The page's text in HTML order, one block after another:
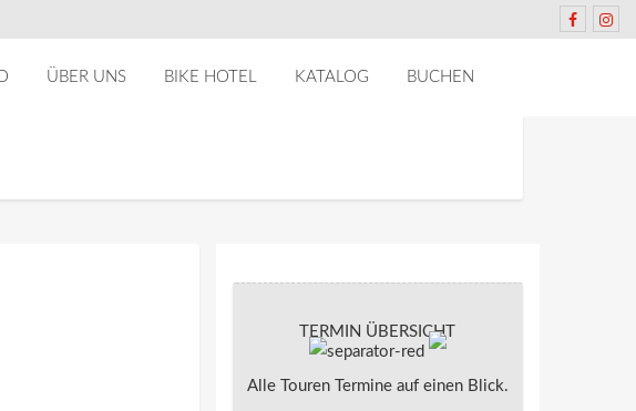
ÜBER UNS BIKE HOTEL KATALOG BUCHEN
TERMIN ÜBERSICHT
Alle Touren Termine auf einen Blick.